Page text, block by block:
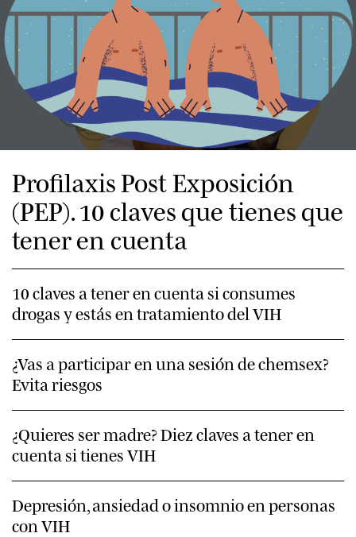
Cáncer y VIH
Menopausia y VIH
A los 30
A los 40
A los 50
Desde los 60
Profilaxis Post Exposición
(PEP). 10 claves que tienes que
tener en cuenta
10 claves a tener en cuenta si consumes
drogas y estás en tratamiento del VIH
¿Vas a participar en una sesión de chemsex?
Evita riesgos
¿Quieres ser madre? Diez claves a tener en
cuenta si tienes VIH
Depresión, ansiedad o insomnio en personas
con VIH